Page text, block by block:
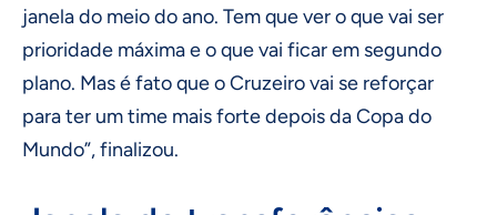
janela do meio do ano. Tem que ver o que vai ser
prioridade máxima e o que vai ficar em segundo
plano. Mas é fato que o Cruzeiro vai se reforçar
para ter um time mais forte depois da Copa do
Mundo”, finalizou.